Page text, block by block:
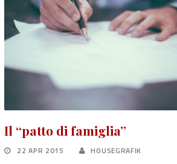
Il “patto di famiglia”
22 APR 2015 HOUSEGRAFIK